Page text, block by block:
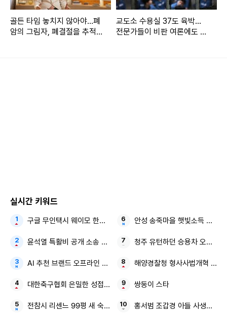
시상식에서는 각 부문 수상자들이 환하게 웃으며 트로피를 들
어 올렸다. 왼쪽부터 ‘재’ 이서현, ‘선’ 김보금, ‘진’ 정연우, ‘미’
유은서, ‘예’ 박지유가 수상의 기쁨을 나눴다.
골든 타임 놓치지 않아야…폐
암의 그림자, 폐결절을 추적
교도소 수용실 37도 육박...
전문가들이 비판 여론에도 에
실시간 키워드
구글 무인택시 웨이모 한국 진출
윤석열 특활비 공개 소송 대통령실
AI 추천 브랜드 오프라인 시장 1위
대한축구협회 은밀한 성접대
전참시 리센느 99평 새 숙소
안성 송죽마을 햇빛소득 영농
청주 유턴하던 승용차 오토바이
해양경찰청 형사사법개혁 수사
쌍둥이 스타
홍서범 조갑경 아들 사생활 논